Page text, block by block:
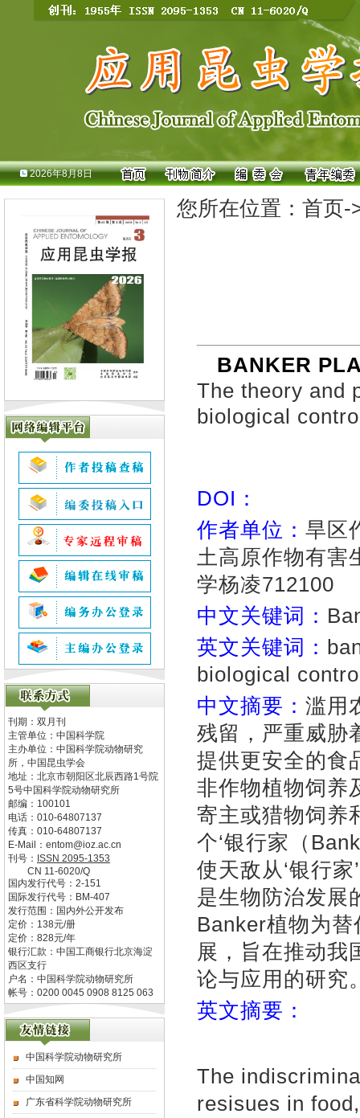
2026年8月8日
刊期：双月刊
主管单位： 中国科学院
主办单位： 中国科学院动物研究
所，中国昆虫学会
地址： 北京市朝阳区北辰西路1号院
5号中国科学院动物研究所
邮编： 100101
电话： 010-64807137
传真： 010-64807137
E-Mail： entom@ioz.ac.cn
刊号： ISSN 2095-1353
CN 11-6020/Q
国内发行代号： 2-151
国际发行代号： BM-407
发行范围：国内外公开发布
定价： 138元/册
定价： 828元/年
银行汇款：中国工商银行北京海淀
西区支行
户名：中国科学院动物研究所
帐号：0200 0045 0908 8125 063
中国科学院动物研究所
中国知网
广东省科学院动物研究所
您所在位置： 首页-
BANKER
The theory and
biological
DOI：
作者单位： 旱区
土高原作物有害
学杨凌712100
中文关键词：
英文关键词：
biological
中文摘要： 滥用
残留，严重威胁
提供更安全的食
非作物植物饲养
寄主或猎物饲养
个‘银行家（
使天敌从‘银行
是生物防治发展
Banker植物为
展，旨在推动我
论与应用的研究
英文摘要：
The
resisues in